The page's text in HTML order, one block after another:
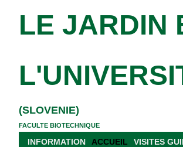
LE JARDIN
(SLOVENIE)
FACULTE BIOTECHNIQUE
INFORMATION ACCUEIL VISITES